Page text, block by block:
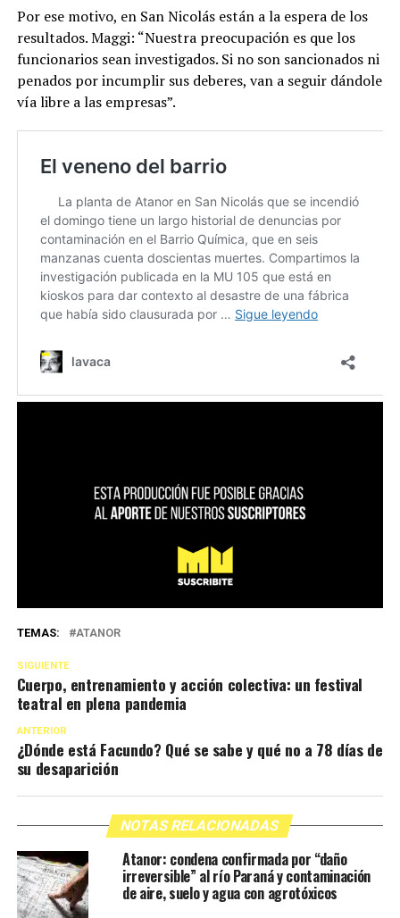
Por ese motivo, en San Nicolás están a la espera de los
resultados. Maggi: “Nuestra preocupación es que los
funcionarios sean investigados. Si no son sancionados ni
penados por incumplir sus deberes, van a seguir dándole
vía libre a las empresas”.
TEMAS: ATANOR
SIGUIENTE
Cuerpo, entrenamiento y acción colectiva: un festival
teatral en plena pandemia
ANTERIOR
¿Dónde está Facundo? Qué se sabe y qué no a 78 días de
su desaparición
NOTAS RELACIONADAS
Atanor: condena confirmada por “daño
irreversible” al río Paraná y contaminación
de aire, suelo y agua con agrotóxicos